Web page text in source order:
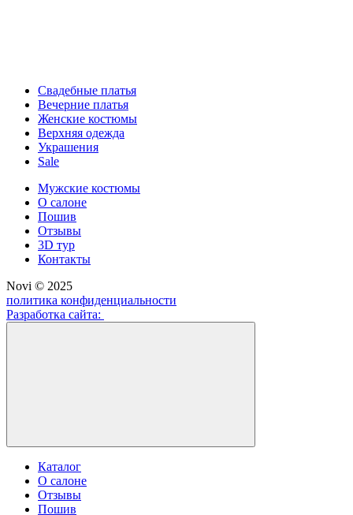
Свадебные платья
Вечерние платья
Женские костюмы
Верхняя одежда
Украшения
Sale
Мужские костюмы
О салоне
Пошив
Отзывы
3D тур
Контакты
Novi © 2025
политика конфиденциальности
Разработка сайта:
Каталог
О салоне
Отзывы
Пошив